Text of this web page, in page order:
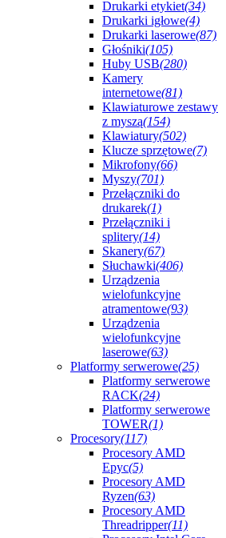
Drukarki etykiet(34)
Drukarki igłowe(4)
Drukarki laserowe(87)
Głośniki(105)
Huby USB(280)
Kamery
internetowe(81)
Klawiaturowe zestawy
z myszą(154)
Klawiatury(502)
Klucze sprzętowe(7)
Mikrofony(66)
Myszy(701)
Przełączniki do
drukarek(1)
Przełączniki i
splitery(14)
Skanery(67)
Słuchawki(406)
Urządzenia
wielofunkcyjne
atramentowe(93)
Urządzenia
wielofunkcyjne
laserowe(63)
Platformy serwerowe(25)
Platformy serwerowe
RACK(24)
Platformy serwerowe
TOWER(1)
Procesory(117)
Procesory AMD
Epyc(5)
Procesory AMD
Ryzen(63)
Procesory AMD
Threadripper(11)